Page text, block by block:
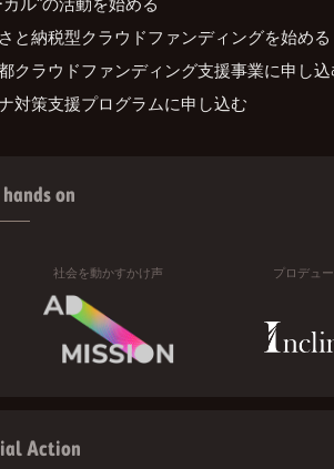
と納税型クラウドファンディングを始める
クラウドファンディング支援事業に申し込
対策支援プログラムに申し込む
on
社会を動かすかけ声 プロデュ
Action